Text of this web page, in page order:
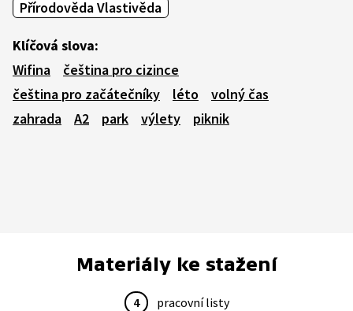
Přírodověda Vlastivěda
Klíčová slova:
Wifina
čeština pro cizince
čeština pro začátečníky
léto
volný čas
zahrada
A2 park výlety piknik
Materiály ke stažení
4 pracovní listy